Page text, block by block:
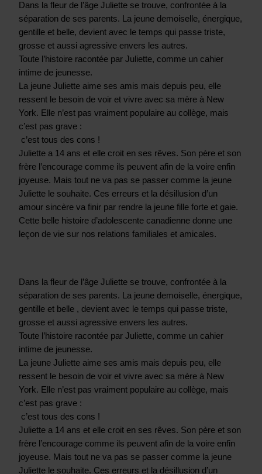
Dans la fleur de l’âge Juliette se trouve, confrontée à la
séparation de ses parents. La jeune demoiselle, énergique,
gentille et belle, devient avec le temps qui passe triste,
grosse et aussi agressive envers les autres.
Toute l’histoire racontée par Juliette, comme un cahier
intime de jeunesse.
La jeune Juliette aime ses amis mais depuis peu, elle
ressent le besoin de voir et vivre avec sa mère à New
York. Elle n’est pas vraiment populaire au collège, mais
c’est pas grave :
c’est tous des cons !
Juliette a 14 ans et elle croit en ses rêves. Son père et son
frère l’encourage comme ils peuvent afin de la voire enfin
joyeuse. Mais tout ne va pas se passer comme la jeune
Juliette le souhaite. Ces erreurs et la désillusion d’un
amour sincère va finir par rendre la jeune fille forte et gaie.
Cette belle histoire d’adolescente canadienne donne une
leçon de vie sur nos relations familiales et amicales.
Dans la fleur de l’âge Juliette se trouve, confrontée à la
séparation de ses parents. La jeune demoiselle, énergique,
gentille et belle , devient avec le temps qui passe triste,
grosse et aussi agressive envers les autres.
Toute l’histoire racontée par Juliette, comme un cahier
intime de jeunesse.
La jeune Juliette aime ses amis mais depuis peu, elle
ressent le besoin de voir et vivre avec sa mère à New
York. Elle n’est pas vraiment populaire au collège, mais
c’est pas grave :
c’est tous des cons !
Juliette a 14 ans et elle croit en ses rêves. Son père et son
frère l’encourage comme ils peuvent afin de la voire enfin
joyeuse. Mais tout ne va pas se passer comme la jeune
Juliette le souhaite. Ces erreurs et la désillusion d’un